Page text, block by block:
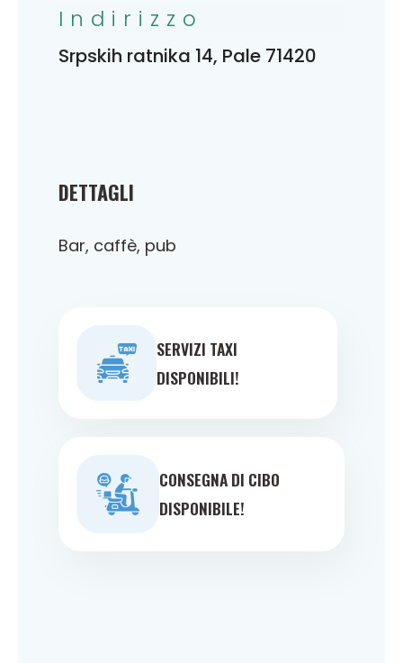
DETTAGLI
Bar, caffè, pub
SERVIZI TAXI
DISPONIBILI!
CONSEGNA DI CIBO
DISPONIBILE!
Indirizzo
Srpskih ratnika 14, Pale 71420